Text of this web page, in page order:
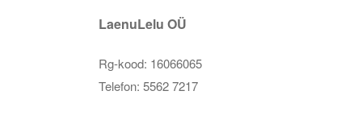
LaenuLelu OÜ
Rg-kood: 16066065
Telefon: 5562 7217